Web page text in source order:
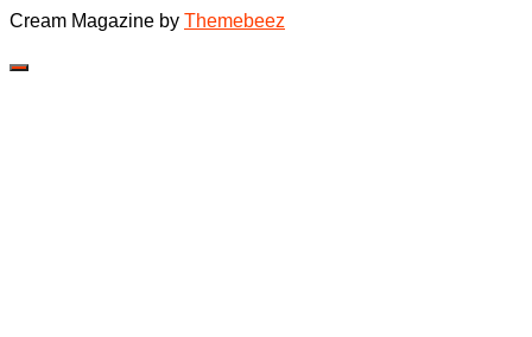
Cream Magazine by Themebeez